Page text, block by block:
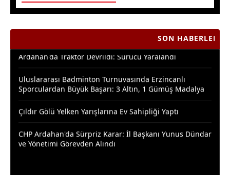
SON HABERLER
Yaşar Geler’in 5 Bölümlük Dev Yazı Dizisi Başladı! |
Bölüm 1: Ardahan Akademi Dünyası
Posof’ta 2. Kültür ve Sanat Festivali Coşkusu
Ardahanlı Yazarımız Fakir Yılmaz'ın Ağustos 2026